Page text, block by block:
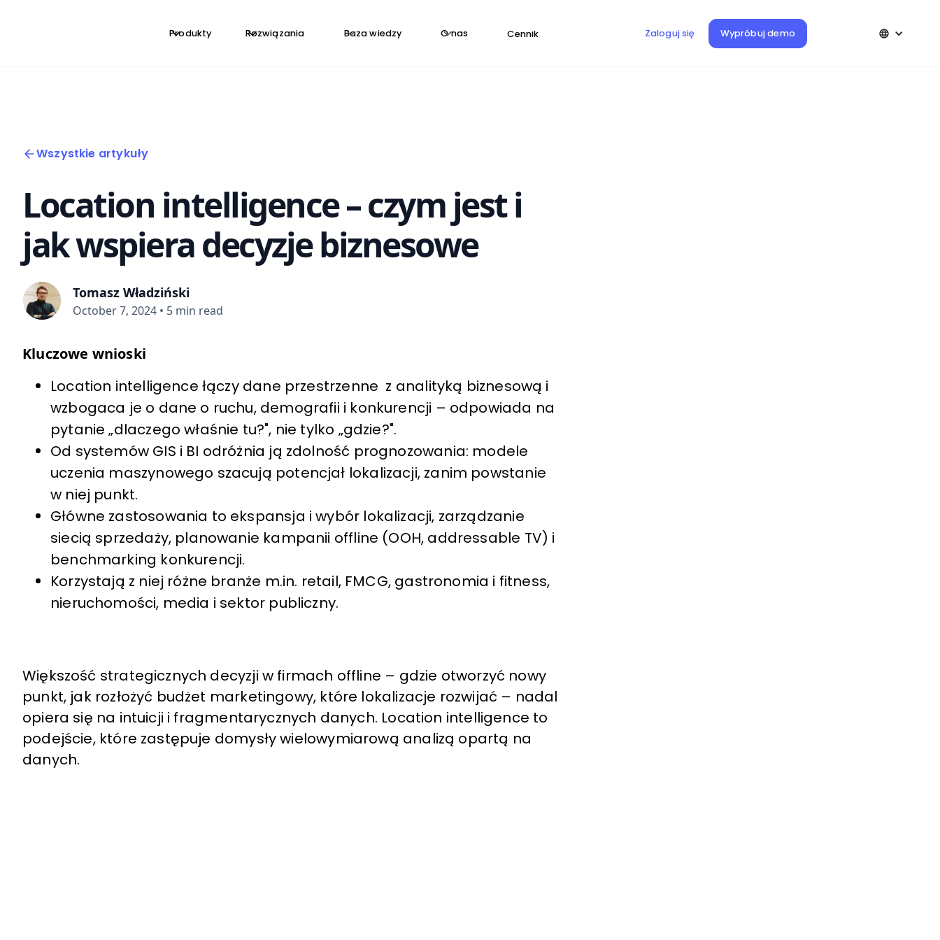
Produkty Rozwiązania Baza wiedzy O nas Cennik Zaloguj się Wypróbuj demo
Wszystkie artykuły
Location intelligence – czym jest i
jak wspiera decyzje biznesowe
Tomasz Władziński
October 7, 2024 • 5 min read
Kluczowe wnioski
Location intelligence łączy dane przestrzenne z analityką biznesową i
wzbogaca je o dane o ruchu, demografii i konkurencji – odpowiada na
pytanie „dlaczego właśnie tu?", nie tylko „gdzie?".
Od systemów GIS i BI odróżnia ją zdolność prognozowania: modele
uczenia maszynowego szacują potencjał lokalizacji, zanim powstanie
w niej punkt.
Główne zastosowania to ekspansja i wybór lokalizacji, zarządzanie
siecią sprzedaży, planowanie kampanii offline (OOH, addressable TV) i
benchmarking konkurencji.
Korzystają z niej różne branże m.in. retail, FMCG, gastronomia i fitness,
nieruchomości, media i sektor publiczny.
Większość strategicznych decyzji w firmach offline – gdzie otworzyć nowy
punkt, jak rozłożyć budżet marketingowy, które lokalizacje rozwijać – nadal
opiera się na intuicji i fragmentarycznych danych. Location intelligence to
podejście, które zastępuje domysły wielowymiarową analizą opartą na
danych.